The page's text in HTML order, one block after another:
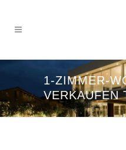
1-ZIMMER-
VERKAUFEN